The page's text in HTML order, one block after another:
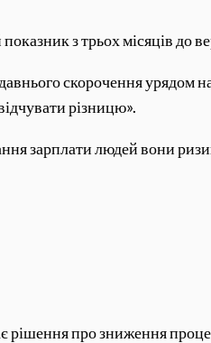
з трьох місяців до
скорочення урядом
різницю».
зарплати людей вони
рішення про зниження